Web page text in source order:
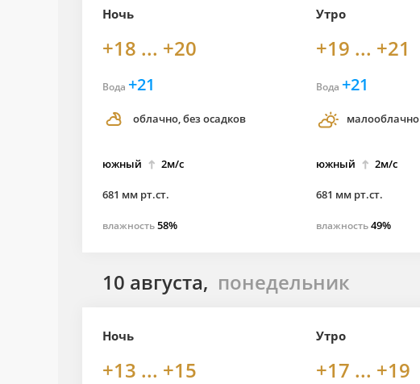
Ночь
+18 ... +20
Вода +21
облачно, без осадков
южный 2м/с
681 мм рт.ст.
влажность58%
Утро
+19 ... +21
Вода +21
малооблачно
южный 2м/с
681 мм рт.ст.
влажность49%
10 августа, понедельник
Ночь
+13 ... +15
Утро
+17 ... +19